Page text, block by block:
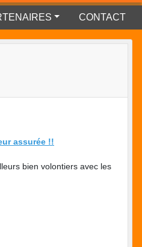
CONTACT
assurée !!
bien volontiers avec les